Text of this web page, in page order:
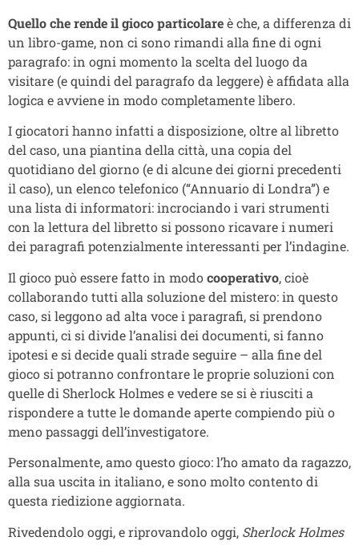
Quello che rende il gioco particolareè che, a differenza di
un libro-game, non ci sono rimandi alla fine di ogni
paragrafo: in ogni momento la scelta del luogo da
visitare (e quindi del paragrafo da leggere) è affidata alla
logica e avviene in modo completamente libero.
I giocatori hanno infatti a disposizione, oltre al libretto
del caso, una piantina della città, una copia del
quotidiano del giorno (e di alcune dei giorni precedenti
il caso), un elenco telefonico (“Annuario di Londra”) e
una lista di informatori: incrociando i vari strumenti
con la lettura del libretto si possono ricavare i numeri
dei paragrafi potenzialmente interessanti per l’indagine.
Il gioco può essere fatto in modocooperativo, cioè
collaborando tutti alla soluzione del mistero: in questo
caso, si leggono ad alta voce i paragrafi, si prendono
appunti, ci si divide l’analisi dei documenti, si fanno
ipotesi e si decide quali strade seguire – alla fine del
gioco si potranno confrontare le proprie soluzioni con
quelle di Sherlock Holmes e vedere se si è riusciti a
rispondere a tutte le domande aperte compiendo più o
meno passaggi dell’investigatore.
Personalmente, amo questo gioco: l’ho amato da ragazzo,
alla sua uscita in italiano, e sono molto contento di
questa riedizione aggiornata.
Rivedendolo oggi, e riprovandolo oggi, Sherlock Holmes